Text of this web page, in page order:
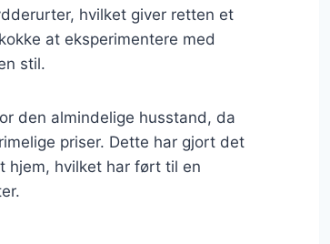
hvilket giver retten et
at eksperimentere med
stil.
den almindelige husstand, da
priser. Dette har gjort det
hjem, hvilket har ført til en